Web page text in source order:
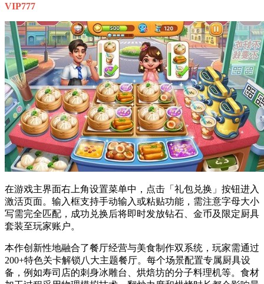
VIP777
在游戏主界面右上角设置菜单中，点击「礼包兑换」按钮进入
激活页面。输入框支持手动输入或粘贴功能，需注意字母大小
写需完全匹配，成功兑换后将即时发放钻石、金币及限定厨具
套装至玩家账户。
本作创新性地融合了餐厅经营与美食制作双系统，玩家需通过
200+特色关卡解锁八大主题餐厅。每个场景配置专属厨具设
备，例如寿司店的刺身冰雕台、烘焙坊的分子料理机等。食材